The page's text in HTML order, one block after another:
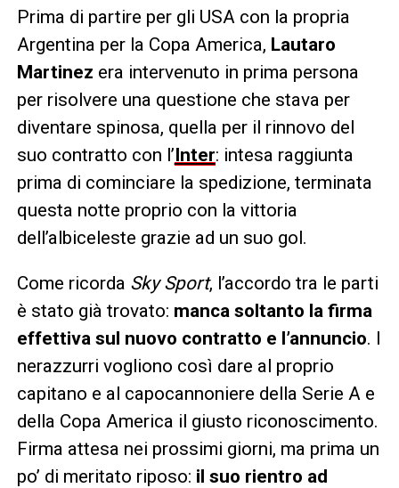
Prima di partire per gli USA con la propria
Argentina per la Copa America, Lautaro
Martinez era intervenuto in prima persona
per risolvere una questione che stava per
diventare spinosa, quella per il rinnovo del
suo contratto con l’Inter: intesa raggiunta
prima di cominciare la spedizione, terminata
questa notte proprio con la vittoria
dell’albiceleste grazie ad un suo gol.
Come ricorda Sky Sport, l’accordo tra le parti
è stato già trovato: manca soltanto la firma
effettiva sul nuovo contratto e l’annuncio. I
nerazzurri vogliono così dare al proprio
capitano e al capocannoniere della Serie A e
della Copa America il giusto riconoscimento.
Firma attesa nei prossimi giorni, ma prima un
po’ di meritato riposo: il suo rientro ad